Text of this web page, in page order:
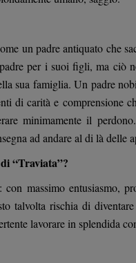
un padre antiquato che
per i suoi figli, ma ciò
sua famiglia. Un padre
di carità e comprensione
minimamente il
ad andare al di là delle
“Traviata”?
massimo entusiasmo,
talvolta rischia di
lavorare in splendida